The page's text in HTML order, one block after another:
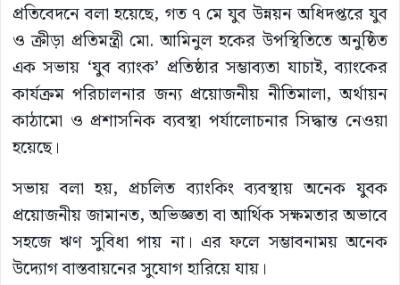
প্রতিবেদনে বলা হয়েছে, গত ৭ মে যুব উন্নয়ন অধিদপ্তরে যুব
ও ক্রীড়া প্রতিমন্ত্রী মো. আমিনুল হকের উপস্থিতিতে অনুষ্ঠিত
এক সভায় ‘যুব ব্যাংক’ প্রতিষ্ঠার সম্ভাব্যতা যাচাই, ব্যাংকের
কার্যক্রম পরিচালনার জন্য প্রয়োজনীয় নীতিমালা, অর্থায়ন
কাঠামো ও প্রশাসনিক ব্যবস্থা পর্যালোচনার সিদ্ধান্ত নেওয়া
হয়েছে।
সভায় বলা হয়, প্রচলিত ব্যাংকিং ব্যবস্থায় অনেক যুবক
প্রয়োজনীয় জামানত, অভিজ্ঞতা বা আর্থিক সক্ষমতার অভাবে
সহজে ঋণ সুবিধা পায় না। এর ফলে সম্ভাবনাময় অনেক
উদ্যোগ বাস্তবায়নের সুযোগ হারিয়ে যায়।